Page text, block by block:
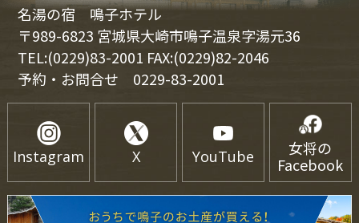
名湯の宿 鳴子ホテル
〒989-6823 宮城県大崎市鳴子温泉字湯元36
TEL:(0229)83-2001 FAX:(0229)82-2046
予約・お問合せ 0229-83-2001
Instagram X YouTube
女将の
Facebook